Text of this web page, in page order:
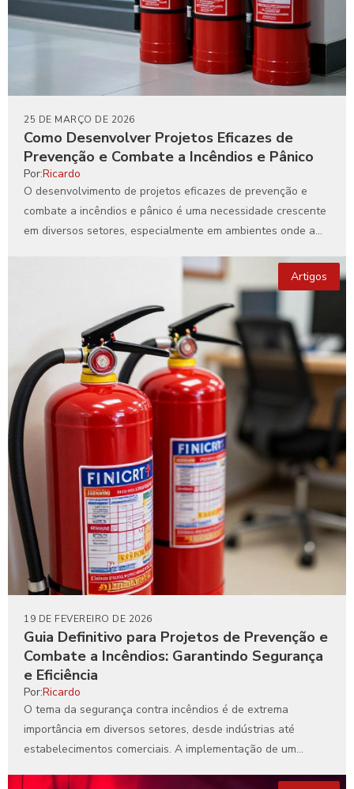
Como Desenvolver Projetos Eficazes de
Prevenção e Combate a Incêndios e Pânico
25 DE MARÇO DE 2026
Por:Ricardo
O desenvolvimento de projetos eficazes de prevenção e
combate a incêndios e pânico é uma necessidade crescente
em diversos setores, especialmente em ambientes onde a...
Artigos
Guia Definitivo para Projetos de Prevenção e
Combate a Incêndios: Garantindo Segurança
e Eficiência
19 DE FEVEREIRO DE 2026
Por:Ricardo
O tema da segurança contra incêndios é de extrema
importância em diversos setores, desde indústrias até
estabelecimentos comerciais. A implementação de um